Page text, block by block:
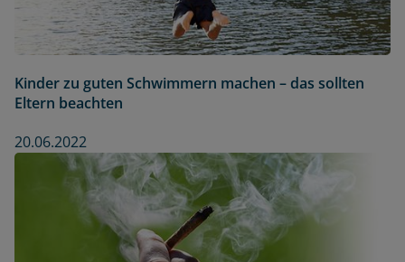
Kinder zu guten Schwimmern machen – das sollten
Eltern beachten
20.06.2022